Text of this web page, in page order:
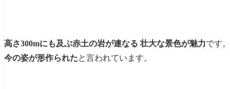
高さ300mにも及ぶ赤土の岩が連なる 壮大な景色が魅力です
今の姿が形作られたと言われています。